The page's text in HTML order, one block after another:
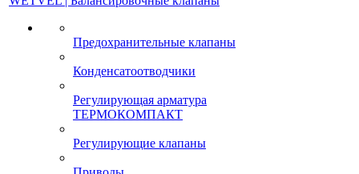
Предохранительные клапаны
Конденсатоотводчики
Регулирующая арматура
ТЕРМОКОМПАКТ
Регулирующие клапаны